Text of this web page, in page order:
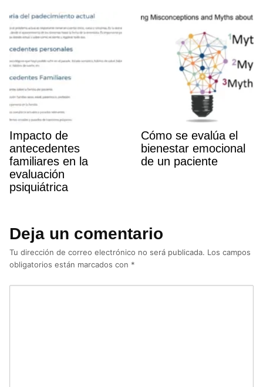
Impacto de
antecedentes
familiares en la
evaluación
psiquiátrica
Cómo se evalúa el
bienestar emocional
de un paciente
Deja un comentario
Tu dirección de correo electrónico no será publicada. Los campos
obligatorios están marcados con *